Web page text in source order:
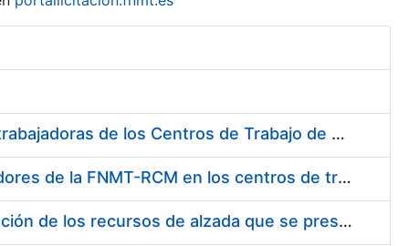
Suministro de Protectores Auditivos a medida para las personas trabajadoras de los Centros de Trabajo de Madrid y Burgos
Suministro de gafas graduadas antiproyecciones para los trabajadores de la FNMT-RCM en los centros de trabajo de Madrid y Burgos
Servicios de una empresa externa para el asesoramiento y resolución de los recursos de alzada que se presentan relacionados con procesos de selección para la FNMT-RCM